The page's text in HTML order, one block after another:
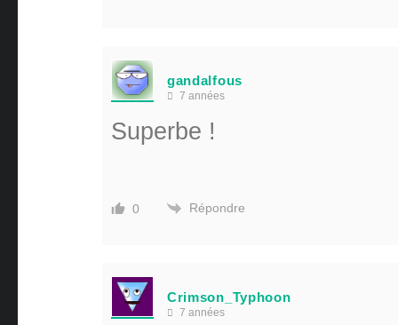
gandalfous
7 années
Superbe !
0 Répondre
Crimson_Typhoon
7 années